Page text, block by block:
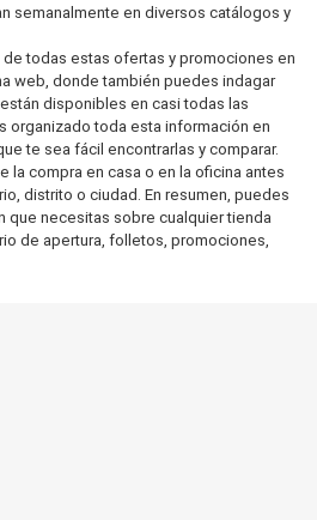
semanalmente en diversos catálogos y
todas estas ofertas y promociones en
web, donde también puedes indagar
disponibles en casi todas las
organizado toda esta información en
te sea fácil encontrarlas y comparar.
la compra en casa o en la oficina antes
distrito o ciudad. En resumen, puedes
que necesitas sobre cualquier tienda
de apertura, folletos, promociones,